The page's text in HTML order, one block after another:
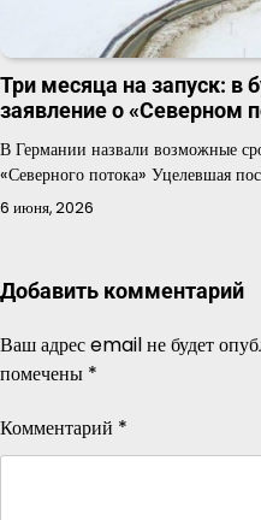
Три месяца на запуск: в
заявление о «Северном
В Германии назвали возможные
«Северного потока» Уцелевшая
6 июня, 2026
Добавить комментарий
Ваш адрес email не будет
помечены *
Комментарий *